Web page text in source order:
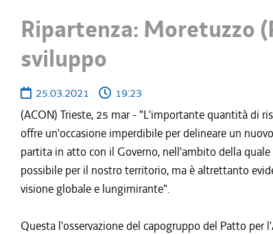
Ripartenza: Moretuzzo
sviluppo
25.03.2021
19:23
(ACON) Trieste, 25 mar - "L'importante quantità di
offre un'occasione imperdibile per delineare un
partita in atto con il Governo, nell'ambito della
possibile per il nostro territorio, ma è altrettanto
visione globale e lungimirante".
Questa l'osservazione del capogruppo del Patto